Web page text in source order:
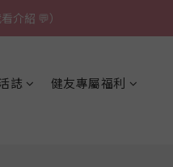
介紹 💬）
介紹 💬）
介紹 💬）
誌 健友專屬福利